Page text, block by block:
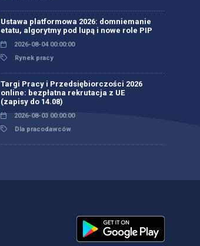
Ustawa platformowa 2026: domniemanie
etatu, algorytmy pod lupą i nowe role PIP
2026-08-04 00:00:00
Rynek pracy
Targi Pracy i Przedsiębiorczości 2026
online: bezpłatna rekrutacja z UE
(zapisy do 14.08)
2026-08-03 00:00:00
Dla pracodawców